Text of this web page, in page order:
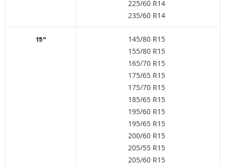
225/60 R14
235/60 R14
15"
145/80 R15
155/80 R15
165/70 R15
175/65 R15
175/70 R15
185/65 R15
195/60 R15
195/65 R15
200/60 R15
205/55 R15
205/60 R15